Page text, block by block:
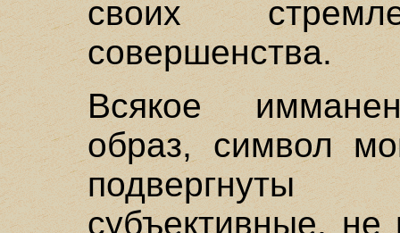
своих
совершенства.
Всякое
образ, символ
субъективные,